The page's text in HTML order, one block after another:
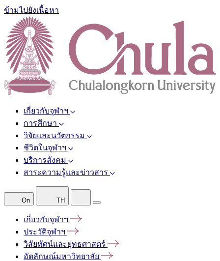
ข้ามไปยังเนื้อหา
เกี่ยวกับจุฬาฯ
การศึกษา
วิจัยและนวัตกรรม
ชีวิตในจุฬาฯ
บริการสังคม
สาระความรู้และข่าวสาร
On TH
เกี่ยวกับจุฬาฯ
ประวัติจุฬาฯ
วิสัยทัศน์และยุทธศาสตร์
อัตลักษณ์มหาวิทยาลัย